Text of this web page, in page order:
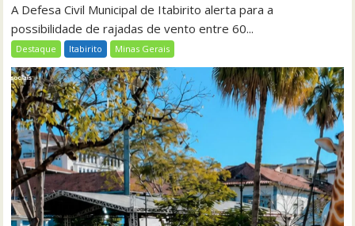
A Defesa Civil Municipal de Itabirito alerta para a
possibilidade de rajadas de vento entre 60...
Destaque Itabirito Minas Gerais